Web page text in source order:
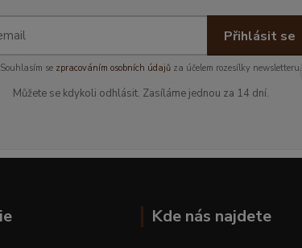
Přihlásit se
Souhlasím se zpracováním osobních údajůza účelem rozesílky newsletteru.
Můžete se kdykoli odhlásit. Zasíláme jednou za 14 dní.
Kde nás najdete